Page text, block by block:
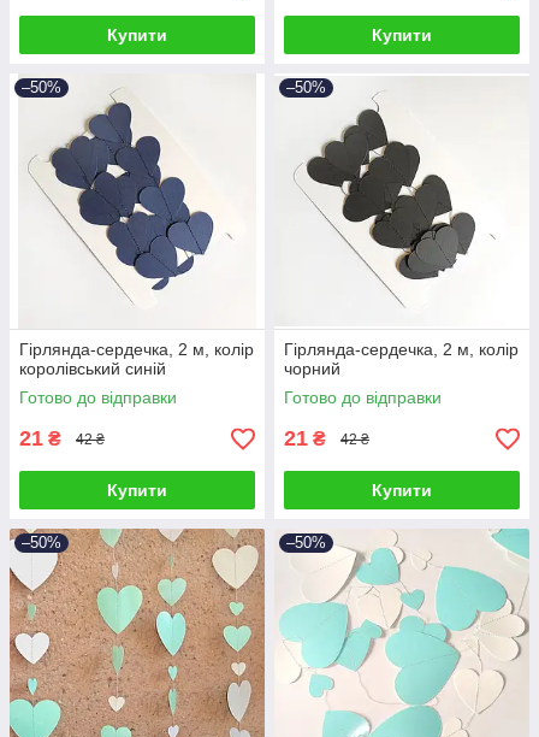
Купити Купити
–50%
Гірлянда-сердечка, 2 м, колір
королівський синій
Готово до відправки
21 ₴ 42 ₴
Купити
–50%
Гірлянда-сердечка, 2 м, колір
чорний
Готово до відправки
21 ₴ 42 ₴
Купити
–50% –50%